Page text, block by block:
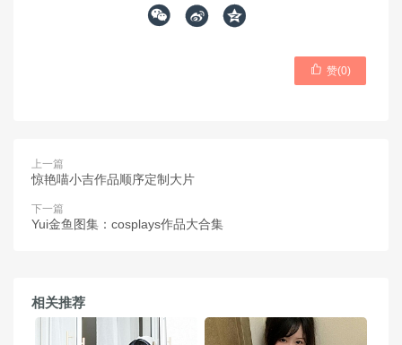
  
 赞(0)
上一篇
惊艳喵小吉作品顺序定制大片
下一篇
Yui金鱼图集：cosplays作品大合集
相关推荐